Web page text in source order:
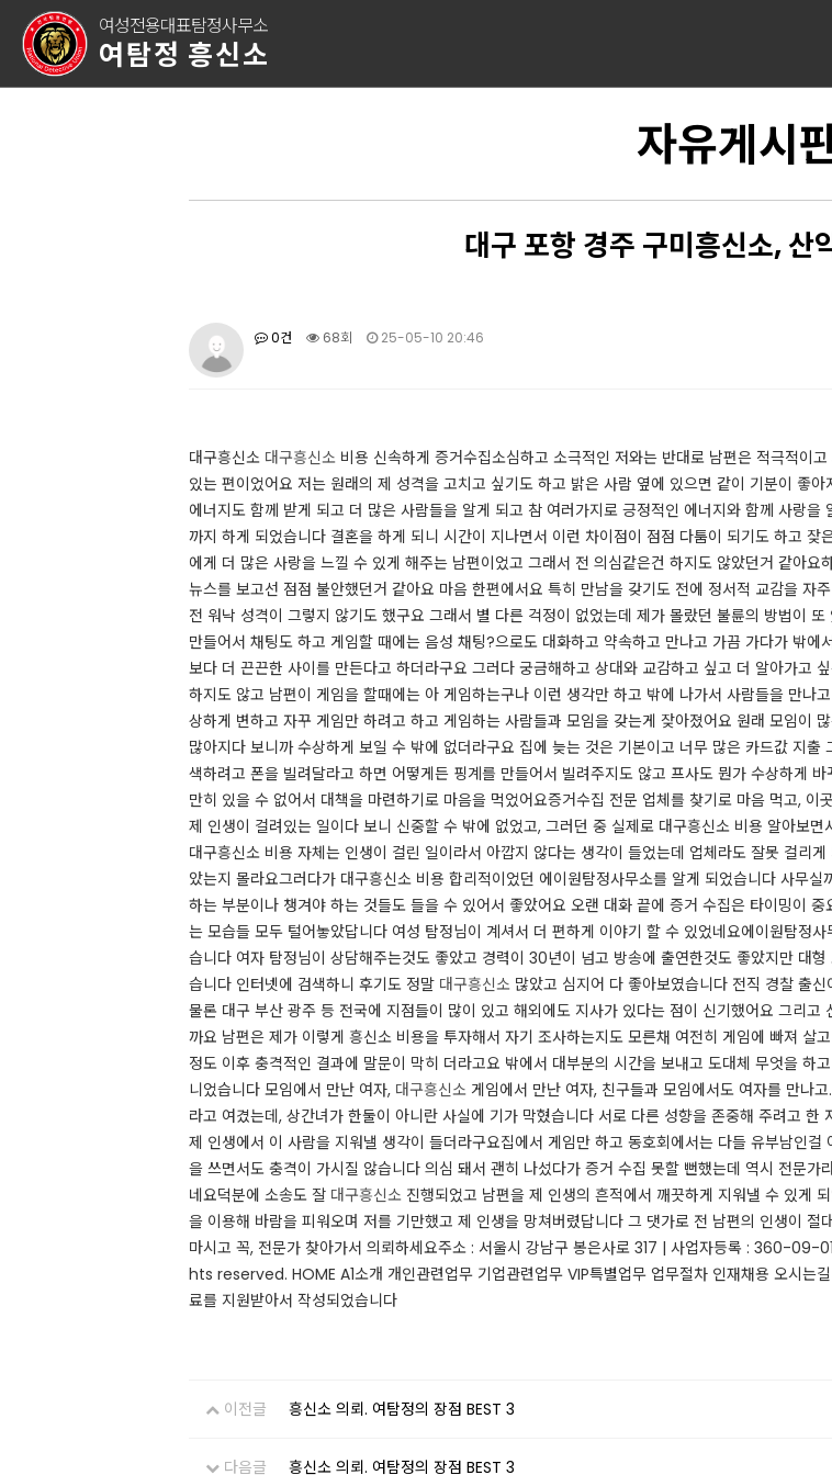
여성전용대표탐정사무소
여탐정 흥신소
자유게시
대구 포항 경주 구미흥신소, 산
0건 68회 25-05-10 20:46
대구흥신소 대구흥신소 비용 신속하게 증거수집 ​​ 소심하고 소극적인 저와는 반대로 남편은 적극적
있는 편이었어요 저는 원래의 제 성격을 고치고 싶기도 하고 밝은 사람 옆에 있으면 같이 기분이 좋
에너지도 함께 받게 되고 더 많은 사람들을 알게 되고 참 여러가지로 긍정적인 에너지와 함께 사랑
까지 하게 되었습니다 결혼을 하게 되니 시간이 지나면서 이런 차이점이 점점 다툼이 되기도 하고 잦
에게 더 많은 사랑을 느낄 수 있게 해주는 남편이었고 그래서 전 의심같은건 하지도 않았던거 같아요
뉴스를 보고선 점점 불안했던거 같아요 마음 한편에서요 특히 만남을 갖기도 전에 정서적 교감을 자
전 워낙 성격이 그렇지 않기도 했구요 그래서 별 다른 걱정이 없었는데 제가 몰랐던 불륜의 방법이
만들어서 채팅도 하고 게임할 때에는 음성 채팅?으로도 대화하고 약속하고 만나고 가끔 가다가 밖에
보다 더 끈끈한 사이를 만든다고 하더라구요 그러다 궁금해하고 상대와 교감하고 싶고 더 알아가고
하지도 않고 남편이 게임을 할때에는 아 게임하는구나 이런 생각만 하고 밖에 나가서 사람들을 만나
상하게 변하고 자꾸 게임만 하려고 하고 게임하는 사람들과 모임을 갖는게 잦아졌어요 원래 모임이
많아지다 보니까 수상하게 보일 수 밖에 없더라구요 집에 늦는 것은 기본이고 너무 많은 카드값 지
색하려고 폰을 빌려달라고 하면 어떻게든 핑계를 만들어서 빌려주지도 않고 프사도 뭔가 수상하게
만히 있을 수 없어서 대책을 마련하기로 마음을 먹었어요 ​ 증거수집 전문 업체를 찾기로 마음 먹고,
제 인생이 걸려있는 일이다 보니 신중할 수 밖에 없었고, 그러던 중 실제로 대구흥신소 비용 알아보
대구흥신소 비용 자체는 인생이 걸린 일이라서 아깝지 않다는 생각이 들었는데 업체라도 잘못 걸리
았는지 몰라요 ​ 그러다가 대구흥신소 비용 합리적이었던 에이원탐정사무소를 알게 되었습니다 사무
하는 부분이나 챙겨야 하는 것들도 들을 수 있어서 좋았어요 오랜 대화 끝에 증거 수집은 타이밍이
는 모습들 모두 털어놓았답니다 여성 탐정님이 계셔서 더 편하게 이야기 할 수 있었네요 ​ 에이원탐정
습니다 여자 탐정님이 상담해주는것도 좋았고 경력이 30년이 넘고 방송에 출연한것도 좋았지만 대
습니다 인터넷에 검색하니 후기도 정말 대구흥신소 많았고 심지어 다 좋아보였습니다 전직 경찰 출
물론 대구 부산 광주 등 전국에 지점들이 많이 있고 해외에도 지사가 있다는 점이 신기했어요 그리고
까요 남편은 제가 이렇게 흥신소 비용을 투자해서 자기 조사하는지도 모른채 여전히 게임에 빠져 살
정도 이후 충격적인 결과에 말문이 막히 더라고요 밖에서 대부분의 시간을 보내고 도대체 무엇을
니었습니다 모임에서 만난 여자, 대구흥신소 게임에서 만난 여자, 친구들과 모임에서도 여자를 만나
라고 여겼는데, 상간녀가 한둘이 아니란 사실에 기가 막혔습니다 서로 다른 성향을 존중해 주려고
제 인생에서 이 사람을 지워낼 생각이 들더라구요 ​ 집에서 게임만 하고 동호회에서는 다들 유부남인
을 쓰면서도 충격이 가시질 않습니다 의심 돼서 괜히 나섰다가 증거 수집 못할 뻔했는데 역시 전문
네요 ​ 덕분에 소송도 잘 대구흥신소 진행되었고 남편을 제 인생의 흔적에서 깨끗하게 지워낼 수 있게
을 이용해 바람을 피워오며 저를 기만했고 제 인생을 망쳐버렸답니다 그 댓가로 전 남편의 인생이
마시고 꼭, 전문가 찾아가서 의뢰하세요 ​주소 : 서울시 강남구 봉은사로 317 | 사업자등록 : 360-
hts reserved. HOME A1소개 개인관련업무 기업관련업무 VIP특별업무 업무절차 인재채용 오시는
료를 지원받아서 작성되었습니다 ​
이전글 흥신소 의뢰. 여탐정의 장점 BEST 3
다음글 흥신소 의뢰. 여탐정의 장점 BEST 3